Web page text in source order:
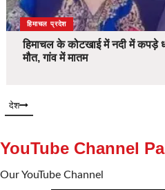
देश
हिमाचल प्रदेश
हिमाचल के कोटखाई में नदी में कपड़े
मौत, गांव में मातम
देश
YouTube Channel
Our YouTube Channel